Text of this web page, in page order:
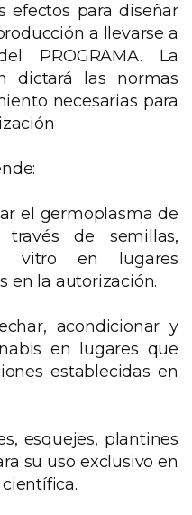
efectos para diseñar
a llevarse a
PROGRAMA. La
dictará las normas
necesarias para
el germoplasma de
de semillas,
vitro en lugares
en la autorización.
acondicionar y
en lugares que
establecidas en
esquejes, plantines
su uso exclusivo en